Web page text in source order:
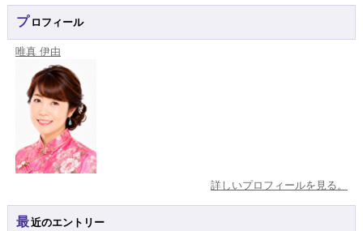
プロフィール
唯真 伊由
詳しいプロフィールを見る。
最近のエントリー